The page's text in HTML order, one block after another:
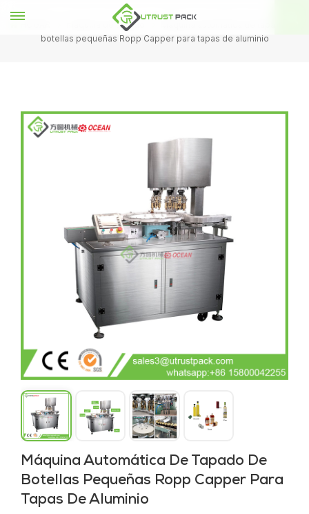
máquina de tapado
botellas pequeñas Ropp Capper para tapas de aluminio
Máquina Automática De Tapado De
Botellas Pequeñas Ropp Capper Para
Tapas De Aluminio